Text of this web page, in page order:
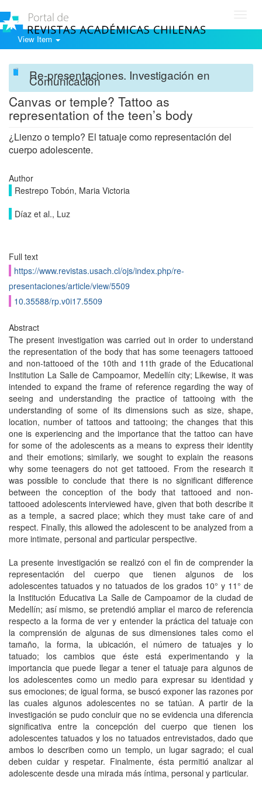
View Item
Re-presentaciones. Investigación en
Comunicación
Canvas or temple? Tattoo as
representation of the teen’s body
¿Lienzo o templo? El tatuaje como representación del
cuerpo adolescente.
Author
Restrepo Tobón, Maria Victoria
Díaz et al., Luz
Full text
https://www.revistas.usach.cl/ojs/index.php/re-
presentaciones/article/view/5509
10.35588/rp.v0i17.5509
Abstract
The present investigation was carried out in order to understand
the representation of the body that has some teenagers tattooed
and non-tattooed of the 10th and 11th grade of the Educational
Institution La Salle de Campoamor, Medellín city; Likewise, it was
intended to expand the frame of reference regarding the way of
seeing and understanding the practice of tattooing with the
understanding of some of its dimensions such as size, shape,
location, number of tattoos and tattooing; the changes that this
one is experiencing and the importance that the tattoo can have
for some of the adolescents as a means to express their identity
and their emotions; similarly, we sought to explain the reasons
why some teenagers do not get tattooed. From the research it
was possible to conclude that there is no significant difference
between the conception of the body that tattooed and non-
tattooed adolescents interviewed have, given that both describe it
as a temple, a sacred place; which they must take care of and
respect. Finally, this allowed the adolescent to be analyzed from a
more intimate, personal and particular perspective.
La presente investigación se realizó con el fin de comprender la
representación del cuerpo que tienen algunos de los
adolescentes tatuados y no tatuados de los grados 10° y 11° de
la Institución Educativa La Salle de Campoamor de la ciudad de
Medellín; así mismo, se pretendió ampliar el marco de referencia
respecto a la forma de ver y entender la práctica del tatuaje con
la comprensión de algunas de sus dimensiones tales como el
tamaño, la forma, la ubicación, el número de tatuajes y lo
tatuado; los cambios que éste está experimentando y la
importancia que puede llegar a tener el tatuaje para algunos de
los adolescentes como un medio para expresar su identidad y
sus emociones; de igual forma, se buscó exponer las razones por
las cuales algunos adolescentes no se tatúan. A partir de la
investigación se pudo concluir que no se evidencia una diferencia
significativa entre la concepción del cuerpo que tienen los
adolescentes tatuados y los no tatuados entrevistados, dado que
ambos lo describen como un templo, un lugar sagrado; el cual
deben cuidar y respetar. Finalmente, ésta permitió analizar al
adolescente desde una mirada más íntima, personal y particular.